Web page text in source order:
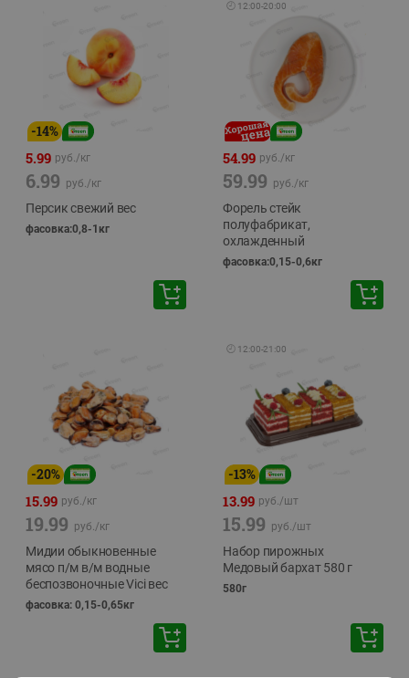
-14%
5.99 руб./кг
6.99 руб./кг
Персик свежий вес
фасовка:0,8-1кг
🕘 12:00-20:00
54.99 руб./кг
59.99 руб./кг
Форель стейк
полуфабрикат,
охлажденный
фасовка:0,15-0,6кг
-20%
15.99 руб./кг
19.99 руб./кг
Мидии обыкновенные
мясо п/м в/м водные
беспозвоночные Vici вес
фасовка: 0,15-0,65кг
🕘 12:00-21:00
-13%
13.99 руб./шт
15.99 руб./шт
Набор пирожных
Медовый бархат 580 г
580г